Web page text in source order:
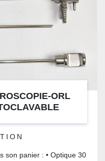
ORL
son panier : • Optique 30